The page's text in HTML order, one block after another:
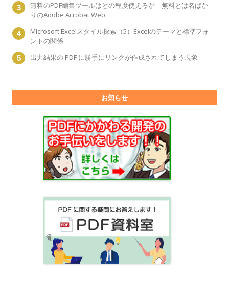
無料のPDF編集ツールはどの程度使えるか―無料とは名ばか
りのAdobe Acrobat Web
Microsoft Excelスタイル探索（5）Excelのテーマと標準フォ
ントの関係
出力結果の PDF に勝手にリンクが作成されてしまう現象
お知らせ